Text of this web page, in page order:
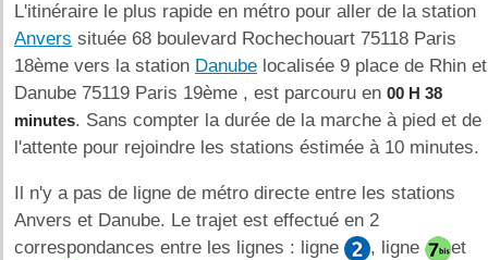
L'itinéraire le plus rapide en métro pour aller de la station
Anvers située 68 boulevard Rochechouart 75118 Paris
18ème vers la station Danube localisée 9 place de Rhin et
Danube 75119 Paris 19ème , est parcouru en 00 H 38
minutes. Sans compter la durée de la marche à pied et de
l'attente pour rejoindre les stations éstimée à 10 minutes.
Il n'y a pas de ligne de métro directe entre les stations
Anvers et Danube. Le trajet est effectué en 2
correspondances entre les lignes : ligne
, ligne
et